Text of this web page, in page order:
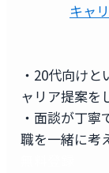
キャ
・20代向け
ャリア提案を
・面談が丁
職を一緒に考